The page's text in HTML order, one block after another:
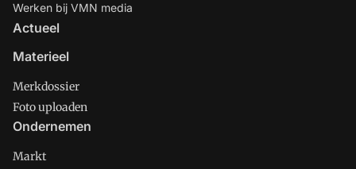
Werken bij VMN media
Actueel
Materieel
Merkdossier
Foto uploaden
Ondernemen
Markt